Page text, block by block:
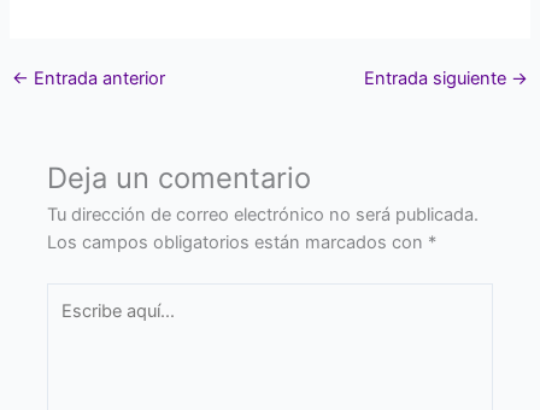
← Entrada anterior Entrada siguiente →
Deja un comentario
Tu dirección de correo electrónico no será publicada.
Los campos obligatorios están marcados con *
aquí...